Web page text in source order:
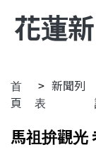
花蓮
首
頁
新聞列
表
馬祖拚觀光